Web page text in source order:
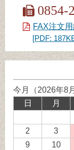
0854-
FAX注文
[PDF:
今月（2026年8
日
月
2
3
9
10